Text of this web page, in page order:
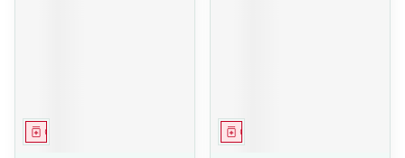
Geneesmiddel Geneesmiddel